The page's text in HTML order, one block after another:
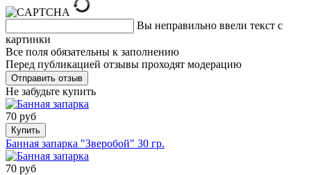
Вы неправильно ввели текст с
картинки
Все поля обязательны к заполнению
Перед публикацией отзывы проходят модерацию
Не забудьте купить
70 руб
Купить
Банная запарка "Зверобой" 30 гр.
70 руб